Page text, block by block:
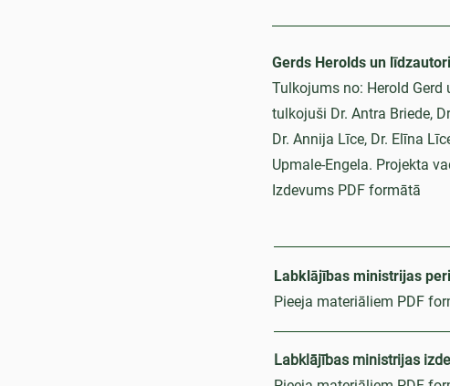
Gerds Herolds un
Tulkojums no: Herold Gerd
tulkojuši Dr. Antra Briede,
Dr. Annija Līce, Dr. Elīna
Upmale-Engela. Projekta
Izdevums PDF formātā
Labklājības ministrijas
Pieeja materiāliem PDF
Labklājības ministrijas